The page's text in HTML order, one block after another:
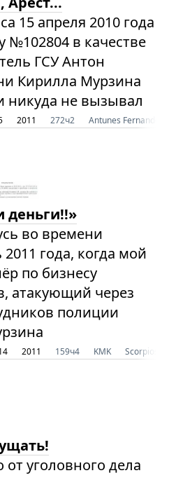
15 апреля 2010 года
№102804 в качестве
ГСУ Антон
Кирилла Мурзина
никуда не вызывал
2011 272ч2 Antunes Fernandes
деньги!!»
во времени
года, когда мой
по бизнесу
атакующий через
полиции
2011 159ч4 KMK Scorpios33
уголовного дела